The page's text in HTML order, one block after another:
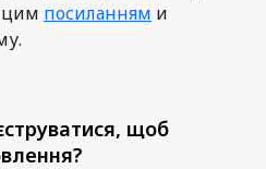
цим посиланням и
щоб